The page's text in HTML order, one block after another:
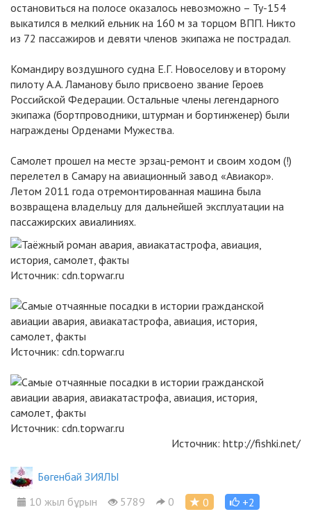
остановиться на полосе оказалось невозможно – Ту-154
выкатился в мелкий ельник на 160 м за торцом ВПП. Никто
из 72 пассажиров и девяти членов экипажа не пострадал.
Командиру воздушного судна Е.Г. Новоселову и второму
пилоту А.А. Ламанову было присвоено звание Героев
Российской Федерации. Остальные члены легендарного
экипажа (бортпроводники, штурман и бортинженер) были
награждены Орденами Мужества.
Самолет прошел на месте эрзац-ремонт и своим ходом (!)
перелетел в Самару на авиационный завод «Авиакор».
Летом 2011 года отремонтированная машина была
возвращена владельцу для дальнейшей эксплуатации на
пассажирских авиалиниях.
Источник: cdn.topwar.ru
Источник: cdn.topwar.ru
Источник: cdn.topwar.ru
Источник: http://fishki.net/
Бөгенбай ЗИЯЛЫ
10 жыл бұрын
5789 0 0 +2